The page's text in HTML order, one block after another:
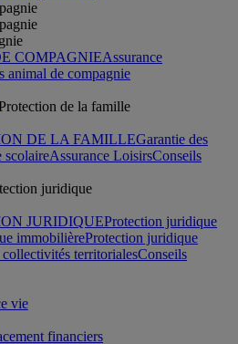
COMPAGNIEAssurance
animal de compagnie
DE LA FAMILLEGarantie des
scolaireAssurance LoisirsConseils
JURIDIQUEProtection juridique
immobilièreProtection juridique
territorialesConseils